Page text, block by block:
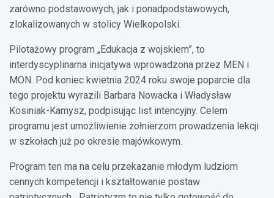
zarówno podstawowych, jak i ponadpodstawowych,
zlokalizowanych w stolicy Wielkopolski.
Pilotażowy program „Edukacja z wojskiem”, to
interdyscyplinarna inicjatywa wprowadzona przez MEN i
MON. Pod koniec kwietnia 2024 roku swoje poparcie dla
tego projektu wyrazili Barbara Nowacka i Władysław
Kosiniak-Kamysz, podpisując list intencyjny. Celem
programu jest umożliwienie żołnierzom prowadzenia lekcji
w szkołach już po okresie majówkowym.
Program ten ma na celu przekazanie młodym ludziom
cennych kompetencji i kształtowanie postaw